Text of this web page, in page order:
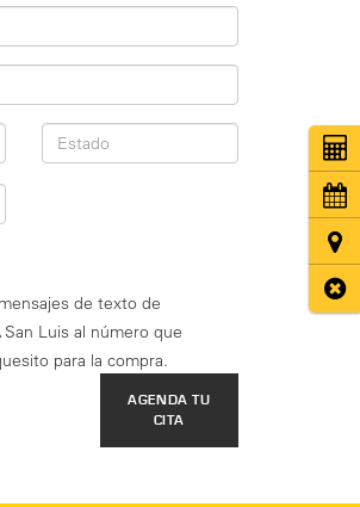
de texto de
Luis al número que
para la compra.